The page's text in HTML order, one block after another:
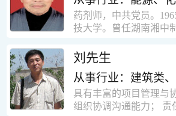
面广泛，头脑灵活，思
创新精神。
务公司建筑三工区任技
项目有：职工居乐部游
砖混结构。职工电教楼
方。1987至1981988年
第二建筑公司，任郑州
建设项目施工员。该项
裙楼一栋8000平方。框
栋16000平方，6层砖混
的房地产方面工作经验
农产品集团南昌公司副
识，能够合理高效的做
人员结构调整；具有大
司管理经验，以及公关
能力。 ? 自认为是个有
责任心、有敬业精神，
力的职业经理人！……
药剂师，中共党员。
技大学。曾任湖南湘中
员、理事。高级工程师
药学会高级会员。享受
丙戊酸镁缓释片及其制
利人。
刘先生
从事行业：建筑类
具有丰富的项目管理与
组织协调沟通能力； 责